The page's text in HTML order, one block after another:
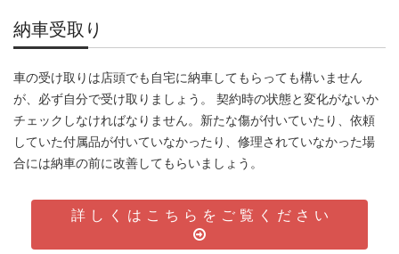
納車受取り
車の受け取りは店頭でも自宅に納車してもらっても構いません
が、必ず自分で受け取りましょう。 契約時の状態と変化がないか
チェックしなければなりません。新たな傷が付いていたり、依頼
していた付属品が付いていなかったり、修理されていなかった場
合には納車の前に改善してもらいましょう。
詳しくはこちらをご覧ください